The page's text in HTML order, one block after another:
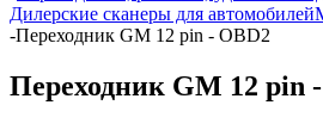
Дилерские сканеры для автомобилей
-Переходник GM 12 pin - OBD2
Переходник GM 12 pin